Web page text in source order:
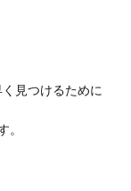
見つけるために
。